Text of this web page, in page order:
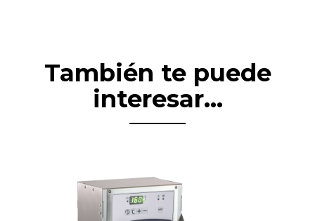
También te puede
interesar...